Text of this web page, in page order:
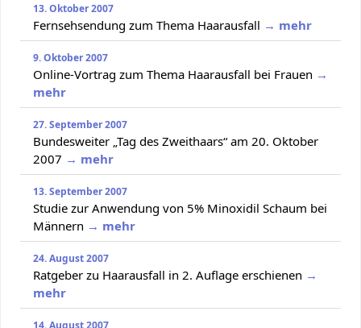
13. Oktober 2007
Fernsehsendung zum Thema Haarausfall → mehr
9. Oktober 2007
Online-Vortrag zum Thema Haarausfall bei Frauen →
mehr
27. September 2007
Bundesweiter „Tag des Zweithaars“ am 20. Oktober
2007 → mehr
13. September 2007
Studie zur Anwendung von 5% Minoxidil Schaum bei
Männern → mehr
24. August 2007
Ratgeber zu Haarausfall in 2. Auflage erschienen →
mehr
14. August 2007